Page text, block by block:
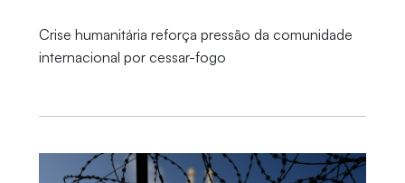
Crise humanitária reforça pressão da comunidade
internacional por cessar-fogo